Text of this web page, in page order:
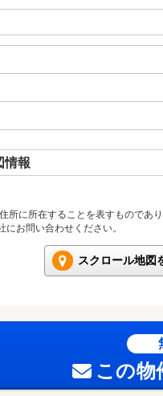
情報
に所在することを表すものであ
お問い合わせください。
スクロール地図
この物